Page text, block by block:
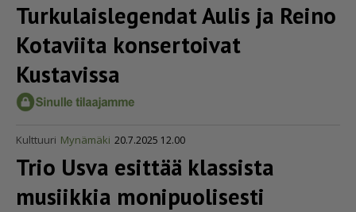
Turku­lais­le­gendat Aulis ja Reino
Kotaviita konsertoivat
Kustavissa
Kulttuuri Mynämäki 20.7.2025 12.00
Trio Usva esittää klassista
musiikkia monipuolisesti